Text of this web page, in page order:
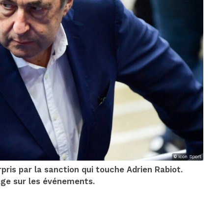
© Icon Sport
par la sanction qui touche Adrien Rabiot.
sur les événements.